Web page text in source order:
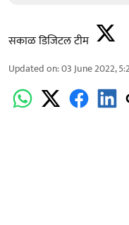
सकाळ डिजिटल टीम
Updated on:03 June 2022,